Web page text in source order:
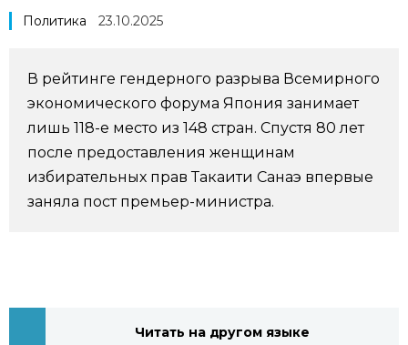
Политика
Экономика
Японский калейдоскоп
Семья
official SNS
Политика 23.10.2025
В рейтинге гендерного разрыва Всемирного
экономического форума Япония занимает
лишь 118-е место из 148 стран. Спустя 80 лет
после предоставления женщинам
избирательных прав Такаити Санаэ впервые
заняла пост премьер-министра.
Читать на другом языке